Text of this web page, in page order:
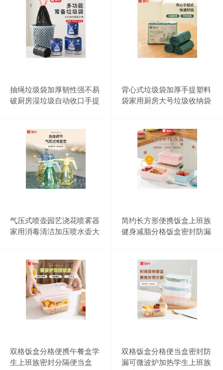
抽绳垃圾袋加厚韧性强不易
破厨房湿垃圾自动收口手提
背心式垃圾袋加厚手提塑料
袋家用厨房大号垃圾收纳袋
气压式喷壶园艺浇花喷雾器
家用消毒清洁加压喷水壶大
简约长方形便携饭盒上班族
健身减脂分格饭盒密封防漏
双格饭盒分格便携午餐盒学
生上班族密封分隔便当盒
双格饭盒分格便当盒密封防
漏可微波炉加热学生上班族